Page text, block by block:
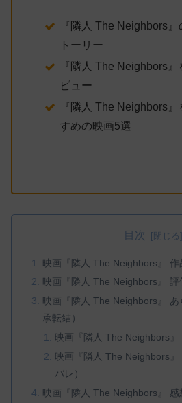
『隣人 The Neighbors
トーリー
『隣人 The Neighbors
ビュー
『隣人 The Neighbors
すめの映画5選
目次
映画『隣人 The Neighbors』 作
映画『隣人 The Neighbors』 評
映画『隣人 The Neighbors』 あ
承転結）
映画『隣人 The Neighbors』
映画『隣人 The Neighbors』
バレ）
映画『隣人 The Neighbors』